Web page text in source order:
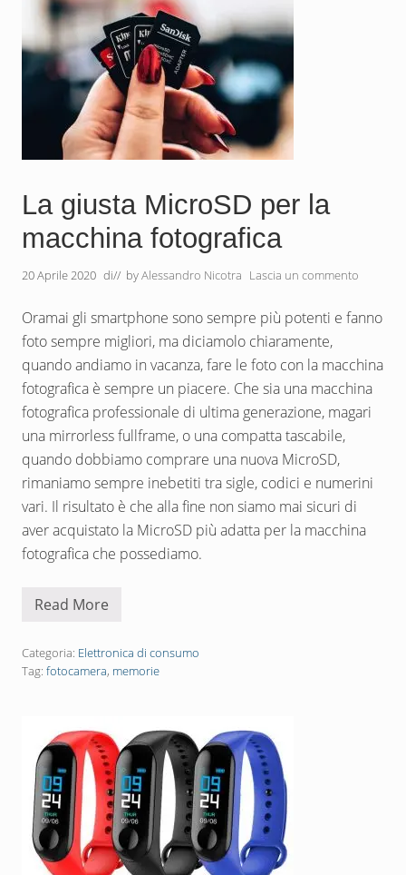
d
e
l
l
o
s
m
a
r
p
o
n
e
,
t
t
l
e
f
u
n
z
i
o
n
i
p
e
r
f
a
r
e
l
l
o
t
La giusta MicroSD per la
macchina fotografica
20 Aprile 2020 di// byAlessandro Nicotra Lascia un commento
Oramai gli smartphone sono sempre più potenti e fanno
foto sempre migliori, ma diciamolo chiaramente,
quando andiamo in vacanza, fare le foto con la macchina
fotografica è sempre un piacere. Che sia una macchina
fotografica professionale di ultima generazione, magari
una mirrorless fullframe, o una compatta tascabile,
quando dobbiamo comprare una nuova MicroSD,
rimaniamo sempre inebetiti tra sigle, codici e numerini
vari. Il risultato è che alla fine non siamo mai sicuri di
aver acquistato la MicroSD più adatta per la macchina
fotografica che possediamo.
L
i
u
M
i
c
r
o
S
D
p
e
r
Read More
Categoria: Elettronica di consumo
Tag: fotocamera, memorie